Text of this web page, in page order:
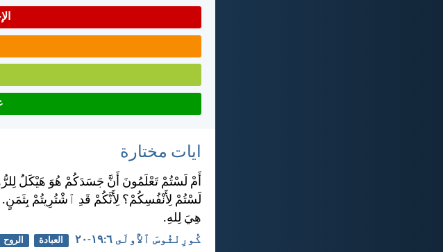
ايات مختارة
أَمْ لَسْتُمْ تَعْلَمُونَ أَنَّ جَسَدَكُمْ هُوَ هَيْكَلٌ
لَسْتُمْ لِأَنْفُسِكُمْ؟ لِأَنَّكُمْ قَدِ ٱشْتُرِيتُمْ
هِيَ لِلهِ.
كُورِنْثُوسَ ٱلأُولَى ٦:‏١٩-‏٢٠ العبادة الروح